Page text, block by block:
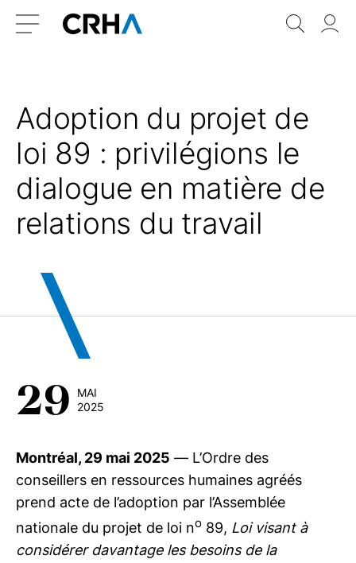
Retour
Adoption du projet de
loi 89 : privilégions le
dialogue en matière de
relations du travail
29
MAI
2025
Montréal, 29 mai 2025 — L’Ordre des
conseillers en ressources humaines agréés
prend acte de l’adoption par l’Assemblée
nationale du projet de loi no 89, Loi visant à
considérer davantage les besoins de la